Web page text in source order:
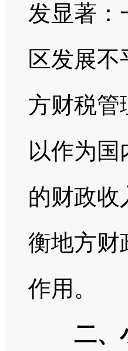
发显著：
区发展
方财税管
以作为国
的财政收
衡地方财
作用。
二、小